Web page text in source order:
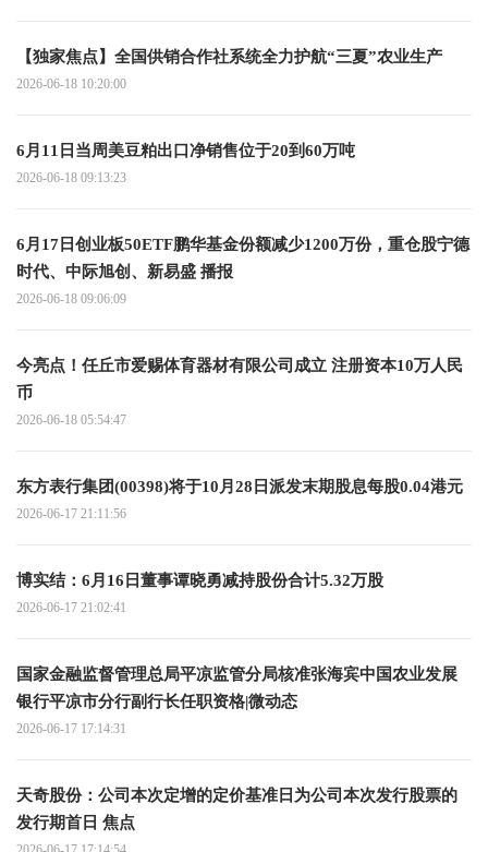
【独家焦点】全国供销合作社系统全力护航“三夏”农业生产
2026-06-18 10:20:00
6月11日当周美豆粕出口净销售位于20到60万吨
2026-06-18 09:13:23
6月17日创业板50ETF鹏华基金份额减少1200万份，重仓股宁德
时代、中际旭创、新易盛 播报
2026-06-18 09:06:09
今亮点！任丘市爱赐体育器材有限公司成立 注册资本10万人民
币
2026-06-18 05:54:47
东方表行集团(00398)将于10月28日派发末期股息每股0.04港元
2026-06-17 21:11:56
博实结：6月16日董事谭晓勇减持股份合计5.32万股
2026-06-17 21:02:41
国家金融监督管理总局平凉监管分局核准张海宾中国农业发展
银行平凉市分行副行长任职资格|微动态
2026-06-17 17:14:31
天奇股份：公司本次定增的定价基准日为公司本次发行股票的
发行期首日 焦点